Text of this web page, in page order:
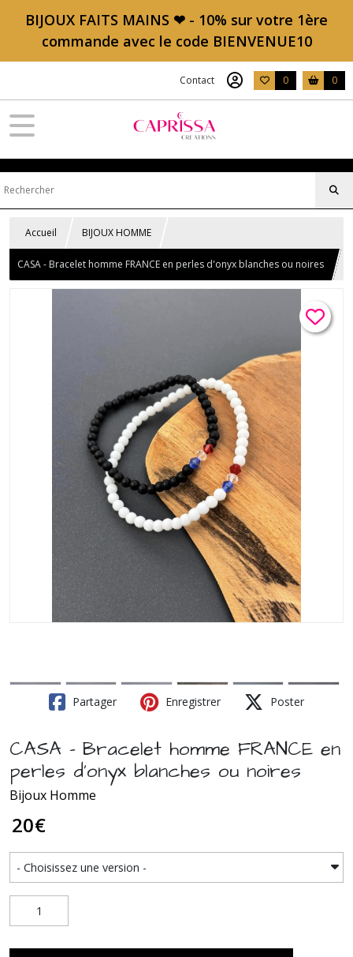
BIJOUX FAITS MAINS ❤ - 10% sur votre 1ère
commande avec le code BIENVENUE10
Contact 0 0
Accueil BIJOUX HOMME
CASA - Bracelet homme FRANCE en perles d'onyx blanches ou noires
Partager Enregistrer Poster
CASA - Bracelet homme FRANCE en
perles d'onyx blanches ou noires
Bijoux Homme
20€